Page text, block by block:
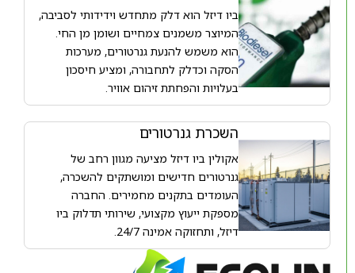
ביו דיזל הוא דלק מתחדש וידידותי לסביבה,
המיוצר משמנים צמחיים ושומן מן החי.
הוא משמש להנעת גנרטורים, מערכות
הסקה וכדלק לתחבורה, ומציע חיסכון
בעלויות והפחתת זיהום אוויר.
השכרת גנרטורים
אקולין ביו דיזל מציעה מגוון רחב של
גנרטורים חדישים ומושתקים להשכרה,
העומדים בתקנים מחמירים. החברה
מספקת ייעוץ מקצועי, שירותי תדלוק ביו
דיזל, ותחזוקה אמינה 24/7.